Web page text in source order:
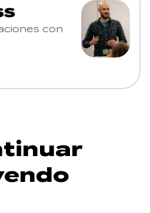
con